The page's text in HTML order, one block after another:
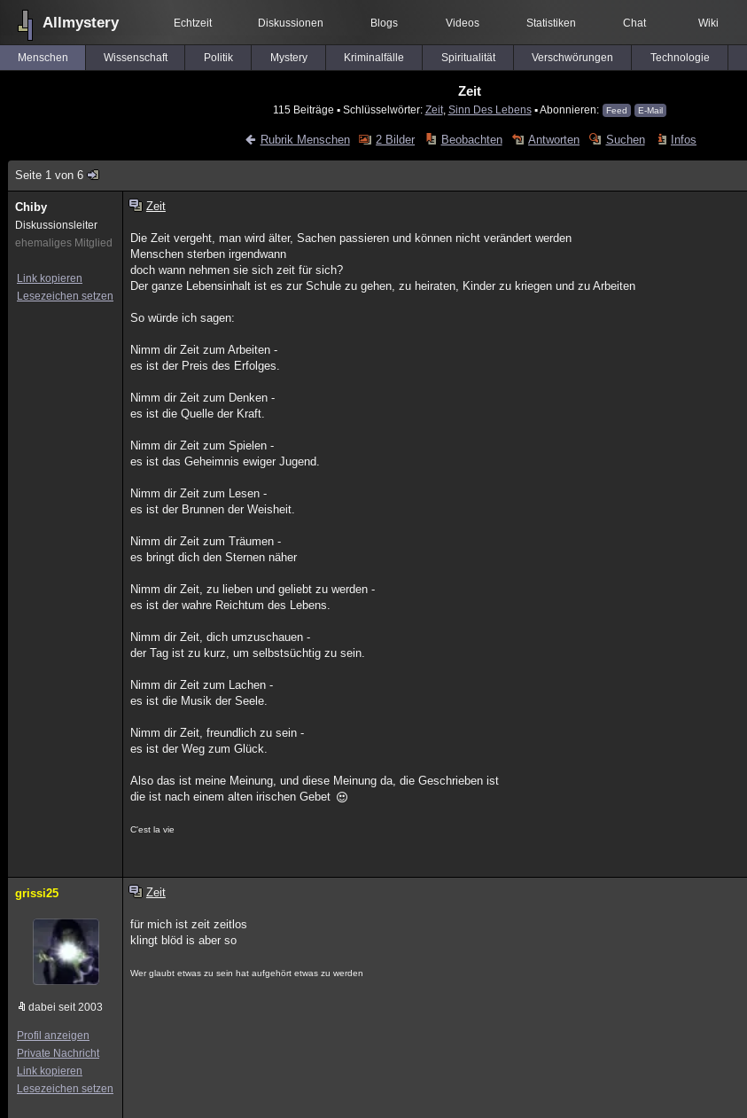
Allmystery Echtzeit Diskussionen Blogs Videos Statistiken Chat Wiki
Menschen Wissenschaft Politik Mystery Kriminalfälle Spiritualität Verschwörungen Technologie
Zeit
115 Beiträge ▪ Schlüsselwörter: Zeit, Sinn Des Lebens▪ Abonnieren: Feed E-Mail
Rubrik Menschen 2 Bilder Beobachten Antworten Suchen Infos
Seite 1 von 6
Chiby
Diskussionsleiter
ehemaliges Mitglied
Link kopieren
Lesezeichen setzen
Zeit
Die Zeit vergeht, man wird älter, Sachen passieren und können nicht verändert werden
Menschen sterben irgendwann
doch wann nehmen sie sich zeit für sich?
Der ganze Lebensinhalt ist es zur Schule zu gehen, zu heiraten, Kinder zu kriegen und zu Arbeiten
So würde ich sagen:
Nimm dir Zeit zum Arbeiten -
es ist der Preis des Erfolges.
Nimm dir Zeit zum Denken -
es ist die Quelle der Kraft.
Nimm dir Zeit zum Spielen -
es ist das Geheimnis ewiger Jugend.
Nimm dir Zeit zum Lesen -
es ist der Brunnen der Weisheit.
Nimm dir Zeit zum Träumen -
es bringt dich den Sternen näher
Nimm dir Zeit, zu lieben und geliebt zu werden -
es ist der wahre Reichtum des Lebens.
Nimm dir Zeit, dich umzuschauen -
der Tag ist zu kurz, um selbstsüchtig zu sein.
Nimm dir Zeit zum Lachen -
es ist die Musik der Seele.
Nimm dir Zeit, freundlich zu sein -
es ist der Weg zum Glück.
Also das ist meine Meinung, und diese Meinung da, die Geschrieben ist
die ist nach einem alten irischen Gebet
C'est la vie
grissi25
dabei seit 2003
Profil anzeigen
Private Nachricht
Link kopieren
Lesezeichen setzen
Zeit
für mich ist zeit zeitlos
klingt blöd is aber so
Wer glaubt etwas zu sein hat aufgehört etwas zu werden